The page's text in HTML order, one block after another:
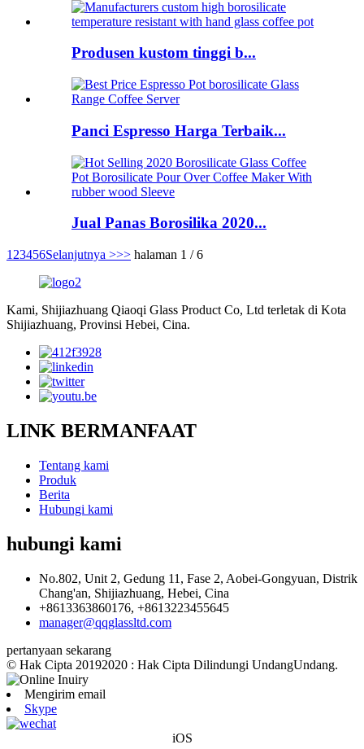
Produsen kustom tinggi b...
Panci Espresso Harga Terbaik...
Jual Panas Borosilika 2020...
1 23456Selanjutnya >>> halaman 1 / 6
Kami, Shijiazhuang Qiaoqi Glass Product Co, Ltd terletak di Kota
Shijiazhuang, Provinsi Hebei, Cina.
LINK BERMANFAAT
Tentang kami
Produk
Berita
Hubungi kami
hubungi kami
No.802, Unit 2, Gedung 11, Fase 2, Aobei-Gongyuan, Distrik
Chang'an, Shijiazhuang, Hebei, Cina
+8613363860176, +8613223455645
manager@qqglassltd.com
pertanyaan sekarang
© Hak Cipta 20192020 : Hak Cipta Dilindungi UndangUndang.
Mengirim email
Skype
iOS